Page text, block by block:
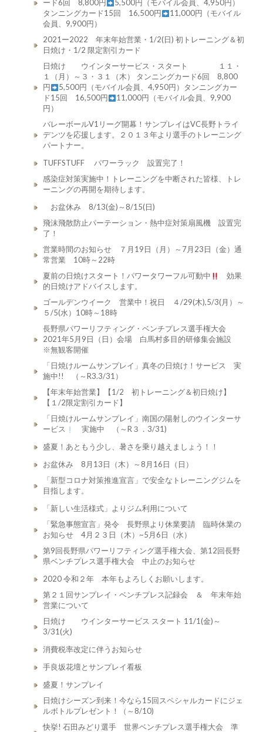
ード6回 8,800円
5,500円（モバイル会員、4,950円）
タンニングカード15回 16,500円
11,000円（モバイル
会員、9,900円）
2021ー2022 年末年始営業・1/2(日) 初トレーニング＆初
日焼け・1/2 限定割引カード
日焼け ウインターサービス・スタート １１・
１（月）～３・３１（木） タンニングカード6回 8,800
円
5,500円（モバイル会員、4,950円）タンニングカー
ド15回 16,500円
11,000円（モバイル会員、9,900
円）
バレーボールV1リーグ開幕！サンプレイはVC長野トライ
デンツを応援します。２０１３年より選手のトレーニング
パートナー。
TUFFSTUFF パワーラック 設置完了！
感染症対策実施中！トレーニングを中断された皆様、トレ
ーニングの再開を期待します。
お盆休み 8/13(金)～8/15(日)
飛沫飛散防止パーテーション・熱中症対策扇風機 設置完
了！
営業時間のお知らせ ７月19日（月）～7月23日（金）通
常営業 10時～22時
夏前の日焼けスタート！パワータワーフル可動中
効果
的日焼けアドバイスします。
ゴールデンウイーク 営業中！祝日 ４/29(木),5/3(月）～
５/5(水）10時～18時
長野県パワーリフティング・ベンチプレス選手権大会
2021年5月9日（日）会場 白馬村多目的研修集会施設
※無観客開催
「日焼けルームサンプレイ」真冬の日焼け！サービス 実
施中!! （～R3.3/31）
【年末年始営業】【1/2 初トレーニング＆初日焼け】
【１/2限定割引カード】
「日焼けルームサンプレイ」南国の陽射しのウインターサ
ービス
実施中 （～R３．3/31)
盛夏！あともう少し、暑さを乗り越えましょう！！
お盆休み 8月13日（木）～8月16日（日）
「新型コロナ対策推進宣言」で安全なトレーニングジムを
目指します。
「新しい生活様式」よりジム利用について
「緊急事態宣言」発令 長野県より休業要請 臨時休業の
お知らせ 4月２３日（木）~5月6日（水）
第9回長野県パワーリフティング選手権大会、第12回長野
県ベンチプレス選手権大会 中止のお知らせ
2020 令和２年 本年もよろしくお願いします。
第２１回サンプレイ・ベンチプレス記録会 ＆ 年末年始
営業について
日焼け ウインターサービス スタート 11/1(金)～
3/31(火)
消費税率改定に伴うお知らせ
手良坂花壇とサンプレイ看板
盛夏！サンプレイ
日焼けシーズン到来！今なら15回スペシャルカードにジェ
ルボトルプレゼント！（～8/10)
快挙! 石田みどり選手 世界ベンチプレス選手権大会 準